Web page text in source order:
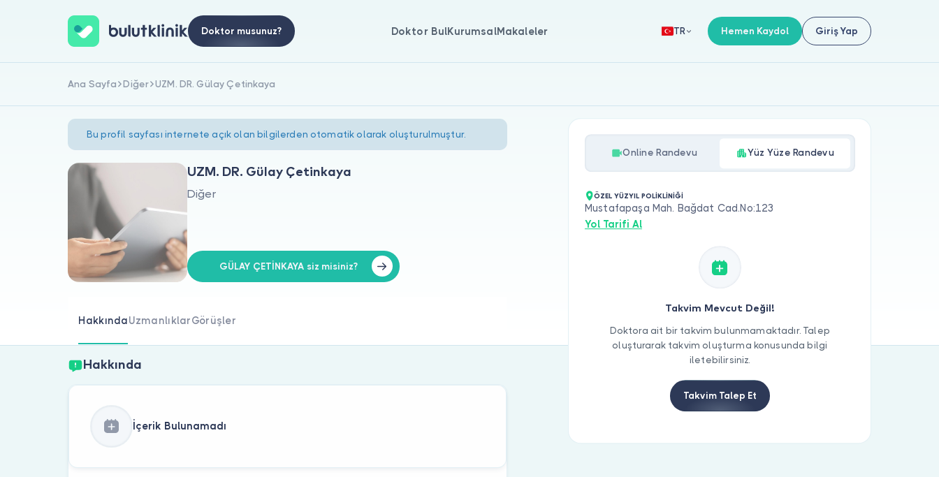
Doktor musunuz? Doktor BulKurumsalMakaleler TR Hemen Kaydol Giriş Yap
Ana Sayfa Diğer UZM. DR. Gülay Çetinkaya
Bu profil sayfası internete açık olan bilgilerden otomatik olarak oluşturulmuştur.
UZM. DR. Gülay Çetinkaya
Diğer
GÜLAY ÇETİNKAYA siz misiniz?
HakkındaUzmanlıklarGörüşler
Hakkında
İçerik Bulunamadı
Online Randevu Yüz Yüze Randevu
ÖZEL YÜZYIL POLİKLİNİĞİ
Mustafapaşa Mah. Bağdat Cad.No:123
Yol Tarifi Al
Takvim Mevcut Değil!
Doktora ait bir takvim bulunmamaktadır. Talep
oluşturarak takvim oluşturma konusunda bilgi
iletebilirsiniz.
Takvim Talep Et